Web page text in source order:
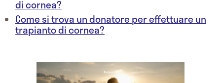
di cornea?
Come si trova un donatore per effettuare un
trapianto di cornea?